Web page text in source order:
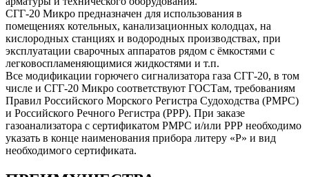
СГГ-20 Микро предназначен для использования в
помещениях котельных, канализационных колодцах, на
кислородных станциях и водородных производствах, при
эксплуатации сварочных аппаратов рядом с ёмкостями с
легковоспламеняющимися жидкостями и т.п.
Все модификации горючего сигнализатора газа СГГ-20, в том
числе и СГГ-20 Микро соответствуют ГОСТам, требованиям
Правил Российского Морского Регистра Судоходства (РМРС)
и Российского Речного Регистра (РРР). При заказе
газоанализатора с сертификатом РМРС и/или РРР необходимо
указать в конце наименования прибора литеру «Р» и вид
необходимого сертификата.